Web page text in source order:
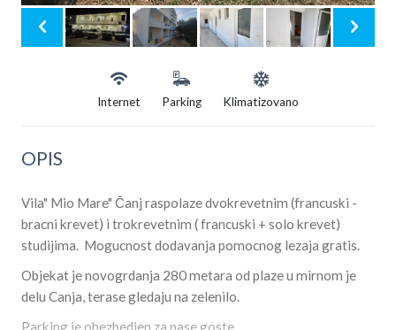
Internet Parking Klimatizovano
OPIS
Vila" Mio Mare" Čanj raspolaze dvokrevetnim (francuski -
bracni krevet) i trokrevetnim ( francuski + solo krevet)
studijima. Mogucnost dodavanja pomocnog lezaja gratis.
Objekat je novogrdanja 280 metara od plaze u mirnom je
delu Canja, terase gledaju na zelenilo.
Parking je obezbedjen za nase goste.